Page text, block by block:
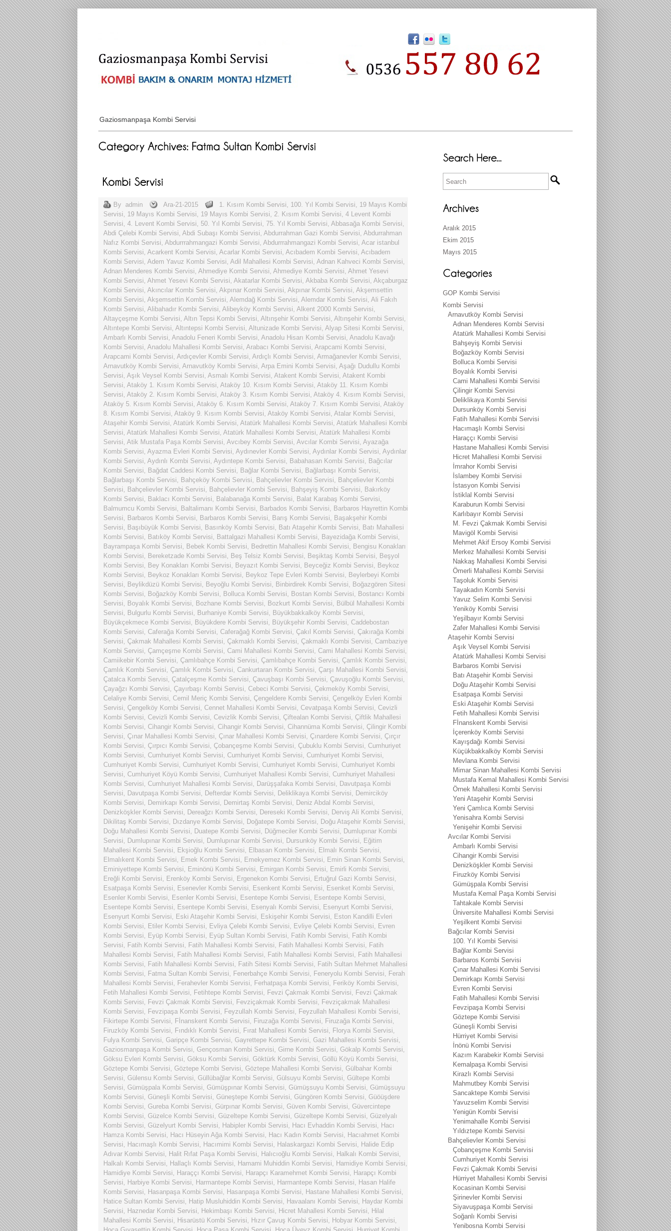
Gaziosmanpaşa Kombi Servisi
By admin Ara-21-2015 1. Kısım Kombi Servisi, 100. Yıl Kombi Servisi, 19 Mayıs Kombi
Servisi, 19 Mayıs Kombi Servisi, 19 Mayıs Kombi Servisi, 2. Kısım Kombi Servisi, 4 Levent Kombi
Servisi, 4. Levent Kombi Servisi, 50. Yıl Kombi Servisi, 75. Yıl Kombi Servisi, Abbasağa Kombi Servisi,
Abdi Çelebi Kombi Servisi, Abdi Subaşı Kombi Servisi, Abdurrahman Gazi Kombi Servisi, Abdurrahman
Nafız Kombi Servisi, Abdurrrahmangazi Kombi Servisi, Abdurrrahmangazi Kombi Servisi, Acar istanbul
Kombi Servisi, Acarkent Kombi Servisi, Acarlar Kombi Servisi, Acıbadem Kombi Servisi, Acıbadem
Kombi Servisi, Adem Yavuz Kombi Servisi, Adil Mahallesi Kombi Servisi, Adnan Kahveci Kombi Servisi,
Adnan Menderes Kombi Servisi, Ahmediye Kombi Servisi, Ahmediye Kombi Servisi, Ahmet Yesevi
Kombi Servisi, Ahmet Yesevi Kombi Servisi, Akatarlar Kombi Servisi, Akbaba Kombi Servisi, Akçaburgaz
Kombi Servisi, Akıncılar Kombi Servisi, Akpınar Kombi Servisi, Akpınar Kombi Servisi, Akşemsettin
Kombi Servisi, Akşemsettin Kombi Servisi, Alemdağ Kombi Servisi, Alemdar Kombi Servisi, Ali Fakıh
Kombi Servisi, Alibahadır Kombi Servisi, Alibeyköy Kombi Servisi, Alkent 2000 Kombi Servisi,
Altayçeşme Kombi Servisi, Altın Tepsi Kombi Servisi, Altınşehir Kombi Servisi, Altınşehir Kombi Servisi,
Altıntepe Kombi Servisi, Altıntepsi Kombi Servisi, Altunizade Kombi Servisi, Alyap Sitesi Kombi Servisi,
Ambarlı Kombi Servisi, Anadolu Feneri Kombi Servisi, Anadolu Hisarı Kombi Servisi, Anadolu Kavağı
Kombi Servisi, Anadolu Mahallesi Kombi Servisi, Arabacı Kombi Servisi, Arapcami Kombi Servisi,
Arapcami Kombi Servisi, Ardıçevler Kombi Servisi, Ardıçlı Kombi Servisi, Armağanevler Kombi Servisi,
Arnavutköy Kombi Servisi, Arnavutköy Kombi Servisi, Arpa Emini Kombi Servisi, Aşağı Dudullu Kombi
Servisi, Aşık Veysel Kombi Servisi, Asmalı Kombi Servisi, Atakent Kombi Servisi, Atakent Kombi
Servisi, Ataköy 1. Kısım Kombi Servisi, Ataköy 10. Kısım Kombi Servisi, Ataköy 11. Kısım Kombi
Servisi, Ataköy 2. Kısım Kombi Servisi, Ataköy 3. Kısım Kombi Servisi, Ataköy 4. Kısım Kombi Servisi,
Ataköy 5. Kısım Kombi Servisi, Ataköy 6. Kısım Kombi Servisi, Ataköy 7. Kısım Kombi Servisi, Ataköy
8. Kısım Kombi Servisi, Ataköy 9. Kısım Kombi Servisi, Ataköy Kombi Servisi, Atalar Kombi Servisi,
Ataşehir Kombi Servisi, Atatürk Kombi Servisi, Atatürk Mahallesi Kombi Servisi, Atatürk Mahallesi Kombi
Servisi, Atatürk Mahallesi Kombi Servisi, Atatürk Mahallesi Kombi Servisi, Atatürk Mahallesi Kombi
Servisi, Atik Mustafa Paşa Kombi Servisi, Avcıbey Kombi Servisi, Avcılar Kombi Servisi, Ayazağa
Kombi Servisi, Ayazma Evleri Kombi Servisi, Aydınevler Kombi Servisi, Aydınlar Kombi Servisi, Aydınlar
Kombi Servisi, Aydınlı Kombi Servisi, Aydıntepe Kombi Servisi, Babahasan Kombi Servisi, Bağcılar
Kombi Servisi, Bağdat Caddesi Kombi Servisi, Bağlar Kombi Servisi, Bağlarbaşı Kombi Servisi,
Bağlarbaşı Kombi Servisi, Bahçeköy Kombi Servisi, Bahçelievler Kombi Servisi, Bahçelievler Kombi
Servisi, Bahçelievler Kombi Servisi, Bahçelievler Kombi Servisi, Bahşeyiş Kombi Servisi, Bakırköy
Kombi Servisi, Baklacı Kombi Servisi, Balabanağa Kombi Servisi, Balat Karabaş Kombi Servisi,
Balmumcu Kombi Servisi, Baltalimanı Kombi Servisi, Barbados Kombi Servisi, Barbaros Hayrettin Kombi
Servisi, Barbaros Kombi Servisi, Barbaros Kombi Servisi, Barış Kombi Servisi, Başakşehir Kombi
Servisi, Başıbüyük Kombi Servisi, Basınköy Kombi Servisi, Batı Ataşehir Kombi Servisi, Batı Mahallesi
Kombi Servisi, Batıköy Kombi Servisi, Battalgazi Mahallesi Kombi Servisi, Bayezidağa Kombi Servisi,
Bayrampaşa Kombi Servisi, Bebek Kombi Servisi, Bedrettin Mahallesi Kombi Servisi, Bengisu Konakları
Kombi Servisi, Bereketzade Kombi Servisi, Beş Telsiz Kombi Servisi, Beşiktaş Kombi Servisi, Beşyol
Kombi Servisi, Bey Konakları Kombi Servisi, Beyazıt Kombi Servisi, Beyceğiz Kombi Servisi, Beykoz
Kombi Servisi, Beykoz Konakları Kombi Servisi, Beykoz Tepe Evleri Kombi Servisi, Beylerbeyi Kombi
Servisi, Beylikdüzü Kombi Servisi, Beyoğlu Kombi Servisi, Binbirdirek Kombi Servisi, Boğazgören Sitesi
Kombi Servisi, Boğazköy Kombi Servisi, Bolluca Kombi Servisi, Bostan Kombi Servisi, Bostancı Kombi
Servisi, Boyalık Kombi Servisi, Bozhane Kombi Servisi, Bozkurt Kombi Servisi, Bülbül Mahallesi Kombi
Servisi, Bulgurlu Kombi Servisi, Burhaniye Kombi Servisi, Büyükbakkalköy Kombi Servisi,
Büyükçekmece Kombi Servisi, Büyükdere Kombi Servisi, Büyükşehir Kombi Servisi, Caddebostan
Kombi Servisi, Caferağa Kombi Servisi, Caferağağ Kombi Servisi, Çakıl Kombi Servisi, Çakırağa Kombi
Servisi, Çakmak Mahallesi Kombi Servisi, Çakmaklı Kombi Servisi, Çakmaklı Kombi Servisi, Cambaziye
Kombi Servisi, Çamçeşme Kombi Servisi, Cami Mahallesi Kombi Servisi, Cami Mahallesi Kombi Servisi,
Camiikebir Kombi Servisi, Çamlıbahçe Kombi Servisi, Çamlıbahçe Kombi Servisi, Çamlık Kombi Servisi,
Çamlık Kombi Servisi, Çamlık Kombi Servisi, Cankurtaran Kombi Servisi, Çarşı Mahallesi Kombi Servisi,
Çatalca Kombi Servisi, Çatalçeşme Kombi Servisi, Çavuşbaşı Kombi Servisi, Çavuşoğlu Kombi Servisi,
Çayağzı Kombi Servisi, Çayırbaşı Kombi Servisi, Cebeci Kombi Servisi, Çekmeköy Kombi Servisi,
Celaliye Kombi Servisi, Cemil Meriç Kombi Servisi, Çengeldere Kombi Servisi, Çengelköy Evleri Kombi
Servisi, Çengelköy Kombi Servisi, Cennet Mahallesi Kombi Servisi, Cevatpaşa Kombi Servisi, Cevizli
Kombi Servisi, Cevizli Kombi Servisi, Cevizlik Kombi Servisi, Çiftealan Kombi Servisi, Çiftlik Mahallesi
Kombi Servisi, Cihangir Kombi Servisi, Cihangir Kombi Servisi, Cihannüma Kombi Servisi, Çilingir Kombi
Servisi, Çınar Mahallesi Kombi Servisi, Çınar Mahallesi Kombi Servisi, Çınardere Kombi Servisi, Çırçır
Kombi Servisi, Çırpıcı Kombi Servisi, Çobançeşme Kombi Servisi, Çubuklu Kombi Servisi, Cumhuriyet
Kombi Servisi, Cumhuriyet Kombi Servisi, Cumhuriyet Kombi Servisi, Cumhuriyet Kombi Servisi,
Cumhuriyet Kombi Servisi, Cumhuriyet Kombi Servisi, Cumhuriyet Kombi Servisi, Cumhuriyet Kombi
Servisi, Cumhuriyet Köyü Kombi Servisi, Cumhuriyet Mahallesi Kombi Servisi, Cumhuriyet Mahallesi
Kombi Servisi, Cumhuriyet Mahallesi Kombi Servisi, Darüşşafaka Kombi Servisi, Davutpaşa Kombi
Servisi, Davutpaşa Kombi Servisi, Defterdar Kombi Servisi, Deliklikaya Kombi Servisi, Demirciköy
Kombi Servisi, Demirkapı Kombi Servisi, Demirtaş Kombi Servisi, Deniz Abdal Kombi Servisi,
Denizköşkler Kombi Servisi, Dereağzı Kombi Servisi, Dereseki Kombi Servisi, Derviş Ali Kombi Servisi,
Dikilitaş Kombi Servisi, Dızdanye Kombi Servisi, Doğatepe Kombi Servisi, Doğu Ataşehir Kombi Servisi,
Doğu Mahallesi Kombi Servisi, Duatepe Kombi Servisi, Düğmeciler Kombi Servisi, Dumlupınar Kombi
Servisi, Dumlupınar Kombi Servisi, Dumlupınar Kombi Servisi, Dursunköy Kombi Servisi, Eğitim
Mahallesi Kombi Servisi, Ekşioğlu Kombi Servisi, Elbasan Kombi Servisi, Elmalı Kombi Servisi,
Elmalıkent Kombi Servisi, Emek Kombi Servisi, Emekyemez Kombi Servisi, Emin Sinan Kombi Servisi,
Eminiyettepe Kombi Servisi, Eminönü Kombi Servisi, Emirgan Kombi Servisi, Emirli Kombi Servisi,
Ereğli Kombi Servisi, Erenköy Kombi Servisi, Ergenekon Kombi Servisi, Ertuğrul Gazi Kombi Servisi,
Esatpaşa Kombi Servisi, Esenevler Kombi Servisi, Esenkent Kombi Servisi, Esenket Kombi Servisi,
Esenler Kombi Servisi, Esenler Kombi Servisi, Esentepe Kombi Servisi, Esentepe Kombi Servisi,
Esentepe Kombi Servisi, Esentepe Kombi Servisi, Esenyalı Kombi Servisi, Esenyurt Kombi Servisi,
Esenyurt Kombi Servisi, Eski Ataşehir Kombi Servisi, Eskişehir Kombi Servisi, Eston Kandilli Evleri
Kombi Servisi, Etiler Kombi Servisi, Evliya Çelebi Kombi Servisi, Evliye Çelebi Kombi Servisi, Evren
Kombi Servisi, Eyüp Kombi Servisi, Eyüp Sultan Kombi Servisi, Fatih Kombi Servisi, Fatih Kombi
Servisi, Fatih Kombi Servisi, Fatih Mahallesi Kombi Servisi, Fatih Mahallesi Kombi Servisi, Fatih
Mahallesi Kombi Servisi, Fatih Mahallesi Kombi Servisi, Fatih Mahallesi Kombi Servisi, Fatih Mahallesi
Kombi Servisi, Fatih Mahallesi Kombi Servisi, Fatih Sitesi Kombi Servisi, Fatih Sultan Mehmet Mahallesi
Kombi Servisi, Fatma Sultan Kombi Servisi, Fenerbahçe Kombi Servisi, Feneryolu Kombi Servisi, Ferah
Mahallesi Kombi Servisi, Ferahevler Kombi Servisi, Ferhatpaşa Kombi Servisi, Feriköy Kombi Servisi,
Fetih Mahallesi Kombi Servisi, Fetihtepe Kombi Servisi, Fevzi Çakmak Kombi Servisi, Fevzi Çakmak
Kombi Servisi, Fevzi Çakmak Kombi Servisi, Fevziçakmak Kombi Servisi, Fevziçakmak Mahallesi
Kombi Servisi, Fevzipaşa Kombi Servisi, Feyzullah Kombi Servisi, Feyzullah Mahallesi Kombi Servisi,
Fikirtepe Kombi Servisi, Fİnanskent Kombi Servisi, Firuzağa Kombi Servisi, Firuzağa Kombi Servisi,
Firuzköy Kombi Servisi, Fındıklı Kombi Servisi, Fırat Mahallesi Kombi Servisi, Florya Kombi Servisi,
Fulya Kombi Servisi, Garipçe Kombi Servisi, Gayrettepe Kombi Servisi, Gazi Mahallesi Kombi Servisi,
Gaziosmanpaşa Kombi Servisi, Gençosman Kombi Servisi, Girne Kombi Servisi, Gökalp Kombi Servisi,
Göksu Evleri Kombi Servisi, Göksu Kombi Servisi, Göktürk Kombi Servisi, Göllü Köyü Kombi Servisi,
Göztepe Kombi Servisi, Göztepe Kombi Servisi, Göztepe Mahallesi Kombi Servisi, Gülbahar Kombi
Servisi, Gülensu Kombi Servisi, Güllübağlar Kombi Servisi, Gülsuyu Kombi Servisi, Gültepe Kombi
Servisi, Gümüşpala Kombi Servisi, Gümüşpınar Kombi Servisi, Gümüşsuyu Kombi Servisi, Gümüşsuyu
Kombi Servisi, Güneşli Kombi Servisi, Güneştepe Kombi Servisi, Güngören Kombi Servisi, Güöüşdere
Kombi Servisi, Gureba Kombi Servisi, Gürpınar Kombi Servisi, Güven Kombi Servisi, Güvercintepe
Kombi Servisi, Güzelce Kombi Servisi, Güzeltepe Kombi Servisi, Güzeltepe Kombi Servisi, Güzelyalı
Kombi Servisi, Güzelyurt Kombi Servisi, Habipler Kombi Servisi, Hacı Evhaddin Kombi Servisi, Hacı
Hamza Kombi Servisi, Hacı Hüseyin Ağa Kombi Servisi, Hacı Kadın Kombi Servisi, Hacıahmet Kombi
Servisi, Hacımaşlı Kombi Servisi, Hacımimi Kombi Servisi, Halaskargazi Kombi Servisi, Halide Edip
Adıvar Kombi Servisi, Halit Rıfat Paşa Kombi Servisi, Halıcıoğlu Kombi Servisi, Halkalı Kombi Servisi,
Halkalı Kombi Servisi, Hallaçlı Kombi Servisi, Hamami Muhiddin Kombi Servisi, Hamidiye Kombi Servisi,
Hamidiye Kombi Servisi, Haraççı Kombi Servisi, Harapçı Karamehmet Kombi Servisi, Harapçı Kombi
Servisi, Harbiye Kombi Servisi, Harmantepe Kombi Servisi, Harmantepe Kombi Servisi, Hasan Halife
Kombi Servisi, Hasanpaşa Kombi Servisi, Hasanpaşa Kombi Servisi, Hastane Mahallesi Kombi Servisi,
Hatice Sultan Kombi Servisi, Hatip Musluhiddin Kombi Servisi, Havaalanı Kombi Servisi, Haydar Kombi
Servisi, Haznedar Kombi Servisi, Hekimbaşı Kombi Servisi, Hicret Mahallesi Kombi Servisi, Hilal
Mahallesi Kombi Servisi, Hisarüstü Kombi Servisi, Hızır Çavuş Kombi Servisi, Hobyar Kombi Servisi,
Aralık 2015
Ekim 2015
Mayıs 2015
GOP Kombi Servisi
Kombi Servisi
Arnavutköy Kombi Servisi
Adnan Menderes Kombi Servisi
Atatürk Mahallesi Kombi Servisi
Bahşeyiş Kombi Servisi
Boğazköy Kombi Servisi
Bolluca Kombi Servisi
Boyalık Kombi Servisi
Cami Mahallesi Kombi Servisi
Çilingir Kombi Servisi
Deliklikaya Kombi Servisi
Dursunköy Kombi Servisi
Fatih Mahallesi Kombi Servisi
Hacımaşlı Kombi Servisi
Haraççı Kombi Servisi
Hastane Mahallesi Kombi Servisi
Hicret Mahallesi Kombi Servisi
İmrahor Kombi Servisi
İslambey Kombi Servisi
İstasyon Kombi Servisi
İstiklal Kombi Servisi
Karaburun Kombi Servisi
Karlıbayır Kombi Servisi
M. Fevzi Çakmak Kombi Servisi
Mavigöl Kombi Servisi
Mehmet Akif Ersoy Kombi Servisi
Merkez Mahallesi Kombi Servisi
Nakkaş Mahallesi Kombi Servisi
Ömerli Mahallesi Kombi Servisi
Taşoluk Kombi Servisi
Tayakadın Kombi Servisi
Yavuz Selim Kombi Servisi
Yeniköy Kombi Servisi
Yeşilbayır Kombi Servisi
Zafer Mahallesi Kombi Servisi
Ataşehir Kombi Servisi
Aşık Veysel Kombi Servisi
Atatürk Mahallesi Kombi Servisi
Barbaros Kombi Servisi
Batı Ataşehir Kombi Servisi
Doğu Ataşehir Kombi Servisi
Esatpaşa Kombi Servisi
Eski Ataşehir Kombi Servisi
Fetih Mahallesi Kombi Servisi
Fİnanskent Kombi Servisi
İçerenköy Kombi Servisi
Kayışdağı Kombi Servisi
Küçükbakkalköy Kombi Servisi
Mevlana Kombi Servisi
Mimar Sinan Mahallesi Kombi Servisi
Mustafa Kemal Mahallesi Kombi Servisi
Örnek Mahallesi Kombi Servisi
Yeni Ataşehir Kombi Servisi
Yeni Çamlıca Kombi Servisi
Yenisahra Kombi Servisi
Yenişehir Kombi Servisi
Avcılar Kombi Servisi
Ambarlı Kombi Servisi
Cihangir Kombi Servisi
Denizköşkler Kombi Servisi
Firuzköy Kombi Servisi
Gümüşpala Kombi Servisi
Mustafa Kemal Paşa Kombi Servisi
Tahtakale Kombi Servisi
Üniversite Mahallesi Kombi Servisi
Yeşilkent Kombi Servisi
Bağcılar Kombi Servisi
100. Yıl Kombi Servisi
Bağlar Kombi Servisi
Barbaros Kombi Servisi
Çınar Mahallesi Kombi Servisi
Demirkapı Kombi Servisi
Evren Kombi Servisi
Fatih Mahallesi Kombi Servisi
Fevzipaşa Kombi Servisi
Göztepe Kombi Servisi
Güneşli Kombi Servisi
Hürriyet Kombi Servisi
İnönü Kombi Servisi
Kazım Karabekir Kombi Servisi
Kemalpaşa Kombi Servisi
Kirazlı Kombi Servisi
Mahmutbey Kombi Servisi
Sancaktepe Kombi Servisi
Yavuzselim Kombi Servisi
Yenigün Kombi Servisi
Yenimahalle Kombi Servisi
Yıldıztepe Kombi Servisi
Bahçelievler Kombi Servisi
Çobançeşme Kombi Servisi
Cumhuriyet Kombi Servisi
Fevzi Çakmak Kombi Servisi
Hürriyet Mahallesi Kombi Servisi
Kocasinan Kombi Servisi
Şirinevler Kombi Servisi
Siyavuşpaşa Kombi Servisi
Soğanlı Kombi Servisi
Yenibosna Kombi Servisi